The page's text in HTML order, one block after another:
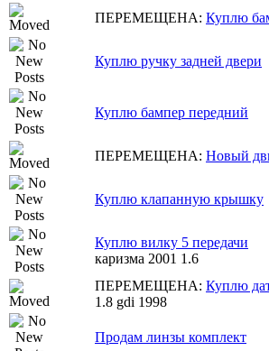
ПЕРЕМЕЩЕНА: Куплю
Куплю ручку задней двери
Куплю бампер передний
ПЕРЕМЕЩЕНА: Новый
Куплю клапанную крышку
Куплю вилку 5 передачи
каризма 2001 1.6
ПЕРЕМЕЩЕНА: Куплю
1.8 gdi 1998
Продам линзы комплект